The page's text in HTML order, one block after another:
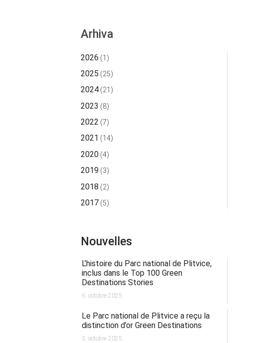
Arhiva
2026 (1)
2025 (25)
2024 (21)
2023 (8)
2022 (7)
2021 (14)
2020 (4)
2019 (3)
2018 (2)
2017 (5)
Nouvelles
L’histoire du Parc national de Plitvice,
inclus dans le Top 100 Green
Destinations Stories
6. octobre 2025.
Le Parc national de Plitvice a reçu la
distinction d’or Green Destinations
3. octobre 2025.